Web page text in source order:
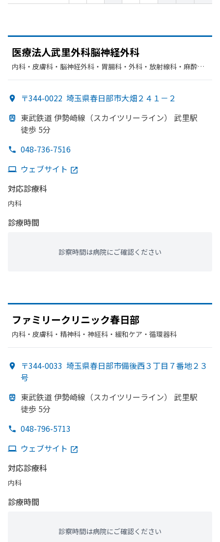
医療法人武里外科脳神経外科
内科・​皮膚科・​脳神経外科・​胃腸科・​外科・​放射線科・​麻酔
〒344-0022 埼玉県春日部市大畑２４１－２
東武鉄道 伊勢崎線 （スカイツリーライン）
武里駅
徒歩 5分
048-736-7516
ウェブサイト
対応診療科
内科
診療時間
診察時間は病院にご確認ください
ファミリークリニック春日部
内科・​皮膚科・​精神科・神経科・​緩和ケア・​循環器科
〒344-0033 埼玉県春日部市備後西３丁目７番地２３
号
東武鉄道 伊勢崎線 （スカイツリーライン）
武里駅
徒歩 5分
048-796-5713
ウェブサイト
対応診療科
内科
診療時間
診察時間は病院にご確認ください